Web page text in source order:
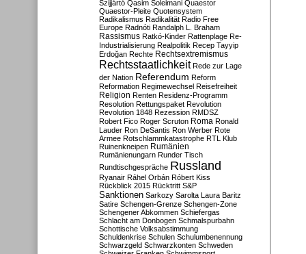
Szijjártó Qasim Soleimani Quaestor
Quaestor-Pleite Quotensystem
Radikalismus Radikalität Radio Free
Europe Radnóti Randalph L. Braham
Rassismus Ratkó-Kinder Rattenplage Re-
Industrialisierung Realpolitik Recep Tayyip
Erdoğan Rechte Rechtsextremismus
Rechtsstaatlichkeit Rede zur Lage
der Nation Referendum Reform
Reformation Regimewechsel Reisefreiheit
Religion Renten Residenz-Programm
Resolution Rettungspaket Revolution
Revolution 1848 Rezession RMDSZ
Robert Fico Roger Scruton Roma Ronald
Lauder Ron DeSantis Ron Werber Rote
Armee Rotschlammkatastrophe RTL Klub
Ruinenkneipen Rumänien
Rumänienungarn Runder Tisch
Rundtischgespräche Russland
Ryanair Ráhel Orbán Róbert Kiss
Rückblick 2015 Rücktritt S&P
Sanktionen Sarkozy Sarolta Laura Baritz
Satire Schengen-Grenze Schengen-Zone
Schengener Abkommen Schiefergas
Schlacht am Donbogen Schmalspurbahn
Schottische Volksabstimmung
Schuldenkrise Schulen Schulumbenennung
Schwarzgeld Schwarzkonten Schweden